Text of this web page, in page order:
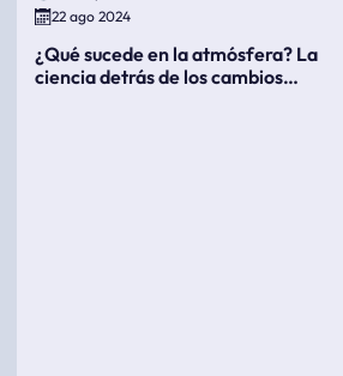
22 ago 2024
¿Qué sucede en la atmósfera? La
ciencia detrás de los cambios